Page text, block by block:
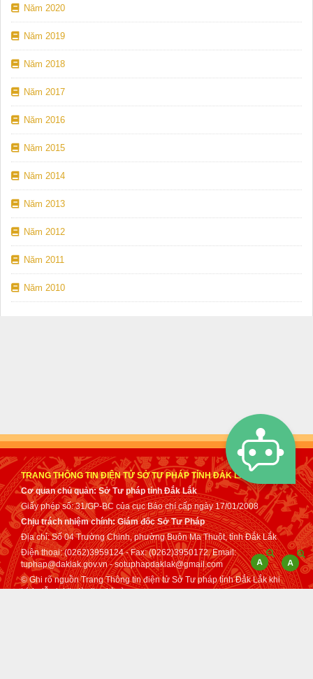
Năm 2020
Năm 2019
Năm 2018
Năm 2017
Năm 2016
Năm 2015
Năm 2014
Năm 2013
Năm 2012
Năm 2011
Năm 2010
TRANG THÔNG TIN ĐIỆN TỬ SỞ TƯ PHÁP TỈNH ĐẮK LẮK
Cơ quan chủ quản: Sở Tư pháp tỉnh Đắk Lắk
Giấy phép số: 31/GP-BC của cục Báo chí cấp ngày 17/01/2008
Chịu trách nhiệm chính: Giám đốc Sở Tư Pháp
Địa chỉ: Số 04 Trường Chinh, phường Buôn Ma Thuột, tỉnh Đắk Lắk
Điện thoại: (0262)3959124 - Fax: (0262)3950172. Email:
tuphap@daklak.gov.vn - sotuphapdaklak@gmail.com
© Ghi rõ nguồn Trang Thông tin điện tử Sở Tư pháp tỉnh Đắk Lắk khi
trích dẫn lại tin từ địa chỉ này.